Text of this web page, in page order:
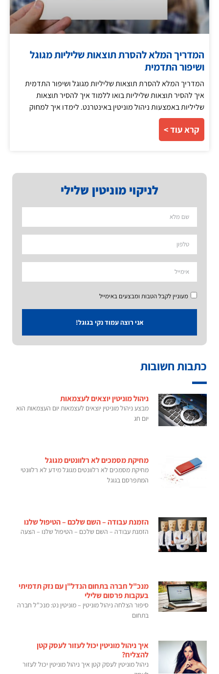
לניקוי מוניטין שלילי
מעוניין לקבל הטבות ומבצעים באימייל
אני רוצה עמוד נקי בגוגל!
כתבות חשובות
ניהול מוניטין יוצאים לעצמאות
מבצע ניהול מוניטין יוצאים לעצמאות יום העצמאות הוא
יום חג
מחיקת מסמכים לא רלוונטים מגוגל
מחיקת מסמכים לא רלוונטים מגוגל מידע לא רלוונטי
המתפרסם בגוגל
הזמנת עבודה – השם שלכם – הטיפול שלנו
הזמנת עבודה – השם שלכם – הטיפול שלנו – הצעה
מנכ"ל חברה בתחום הנדל"ן עם נזק תדמיתי
בעקבות פרסום שלילי
סיפור הצלחה ניהול מוניטין – מוניטין נט: מנכ"ל חברה
בתחום
איך ניהול מוניטין יכול לעזור לעסק קטן
להצליח?
ניהול מוניטין לעסק קטן איך ניהול מוניטין יכול לעזור
המדריך המלא להסרת תוצאות שליליות מגוגל
ושיפור התדמית
המדריך המלא להסרת תוצאות שליליות מגוגל ושיפור התדמית
איך להסיר תוצאות שליליות בואו ללמוד איך להסיר תוצאות
שליליות באמצעות ניהול מוניטין באינטרנט. לימדו איך למחוק
קרא עוד >